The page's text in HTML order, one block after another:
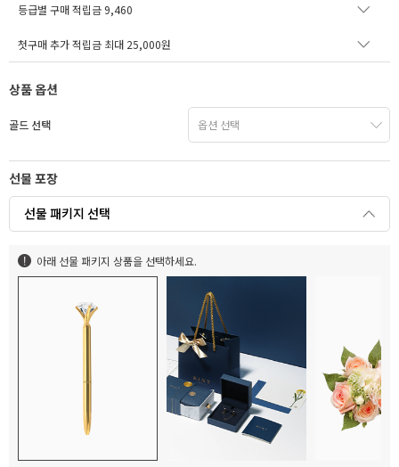
등급별 구매 적립금 9,460
첫구매 추가 적립금 최대 25,000원
상품 옵션
골드 선택
선물 포장
선물 패키지 선택
아래 선물 패키지 상품을 선택하세요.